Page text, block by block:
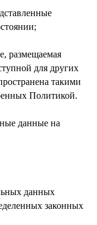
размещаемая
для других
такими
Политикой.
данные на
данных
законных